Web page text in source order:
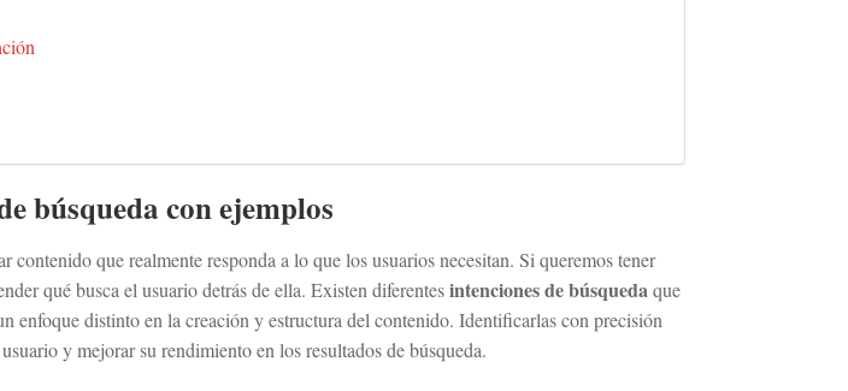
búsquedacon ejemplos
contenido que realmente responda a lo que los usuarios necesitan. Si queremos tener
qué busca el usuario detrás de ella. Existen diferentesintenciones de búsquedaque
enfoque distinto en la creación y estructura del contenido. Identificarlas con precisión
y mejorar su rendimiento en los resultados de búsqueda.